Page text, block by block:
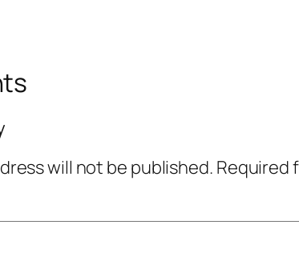
will not be published. Required